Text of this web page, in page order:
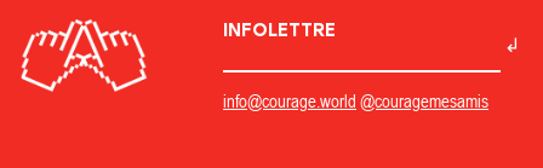
INFOLETTRE
info@courage.world @couragemesamis